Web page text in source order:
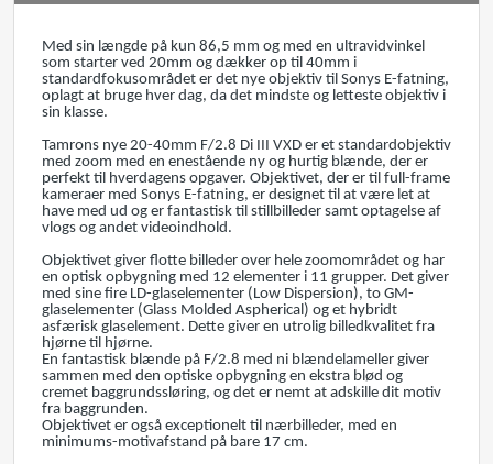
Med sin længde på kun 86,5 mm og med en ultravidvinkel
som starter ved 20mm og dækker op til 40mm i
standardfokusområdet er det nye objektiv til Sonys E-fatning,
oplagt at bruge hver dag, da det mindste og letteste objektiv i
sin klasse.
Tamrons nye 20-40mm F/2.8 Di III VXD er et standardobjektiv
med zoom med en enestående ny og hurtig blænde, der er
perfekt til hverdagens opgaver. Objektivet, der er til full-frame
kameraer med Sonys E-fatning, er designet til at være let at
have med ud og er fantastisk til stillbilleder samt optagelse af
vlogs og andet videoindhold.
Objektivet giver flotte billeder over hele zoomområdet og har
en optisk opbygning med 12 elementer i 11 grupper. Det giver
med sine fire LD-glaselementer (Low Dispersion), to GM-
glaselementer (Glass Molded Aspherical) og et hybridt
asfærisk glaselement. Dette giver en utrolig billedkvalitet fra
hjørne til hjørne.
En fantastisk blænde på F/2.8 med ni blændelameller giver
sammen med den optiske opbygning en ekstra blød og
cremet baggrundssløring, og det er nemt at adskille dit motiv
fra baggrunden.
Objektivet er også exceptionelt til nærbilleder, med en
minimums-motivafstand på bare 17 cm.